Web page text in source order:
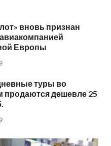
вновь признан
Европы
туры во
продаются дешевле 25